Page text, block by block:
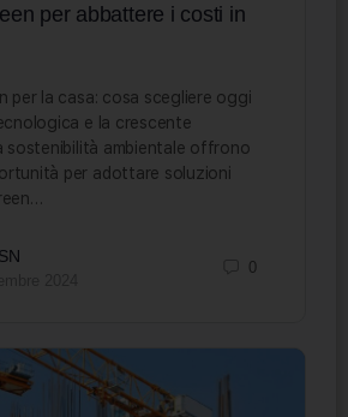
per abbattere i costi in
per la casa: cosa scegliere oggi
e la crescente
sostenibilità ambientale offrono
per adottare soluzioni
0